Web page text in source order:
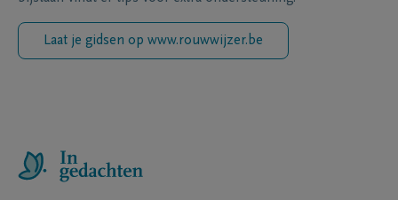
Laat je gidsen op www.rouwwijzer.be